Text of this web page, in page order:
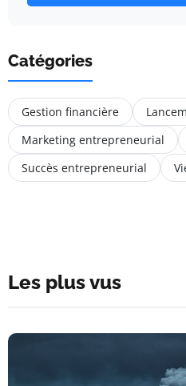
Catégories
Gestion financière
Marketing entrepreneurial
Succès entrepreneurial
Les plus vus